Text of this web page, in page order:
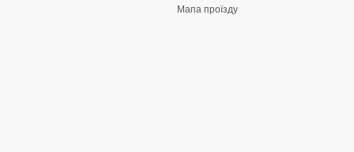
Мапа проїзду